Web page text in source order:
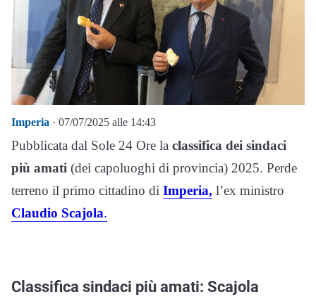
Imperia · 07/07/2025 alle 14:43
Pubblicata dal Sole 24 Ore la classifica dei sindaci
più amati (dei capoluoghi di provincia) 2025. Perde
terreno il primo cittadino di Imperia, l’ex ministro
Claudio Scajola.
Classifica sindaci più amati: Scajola